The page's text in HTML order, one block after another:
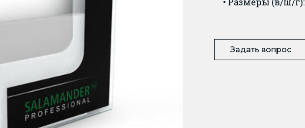
Задать вопрос